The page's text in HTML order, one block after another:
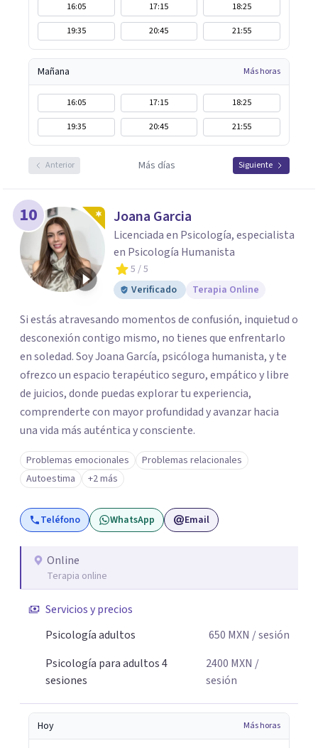
16:05 17:15
18:25
19:35
20:45 21:55
Mañana Más horas
16:05 17:15
18:25
19:35
20:45 21:55
Anterior Más días Siguiente
10 Joana Garcia
Licenciada en Psicología, especialista
en Psicología Humanista
5 / 5
Verificado
Terapia Online
Si estás atravesando momentos de confusión, inquietud o
desconexión contigo mismo, no tienes que enfrentarlo
en soledad. Soy Joana García, psicóloga humanista, y te
ofrezco un espacio terapéutico seguro, empático y libre
de juicios, donde puedas explorar tu experiencia,
comprenderte con mayor profundidad y avanzar hacia
una vida más auténtica y consciente.
Problemas emocionales
Problemas relacionales
Autoestima
+2 más
Teléfono WhatsApp Email
Online
Terapia online
Servicios y precios
Psicología adultos
650 MXN / sesión
Psicología para adultos 4
sesiones
2400 MXN /
sesión
Hoy Más horas